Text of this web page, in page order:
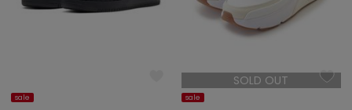
sale
SOLD OUT
sale